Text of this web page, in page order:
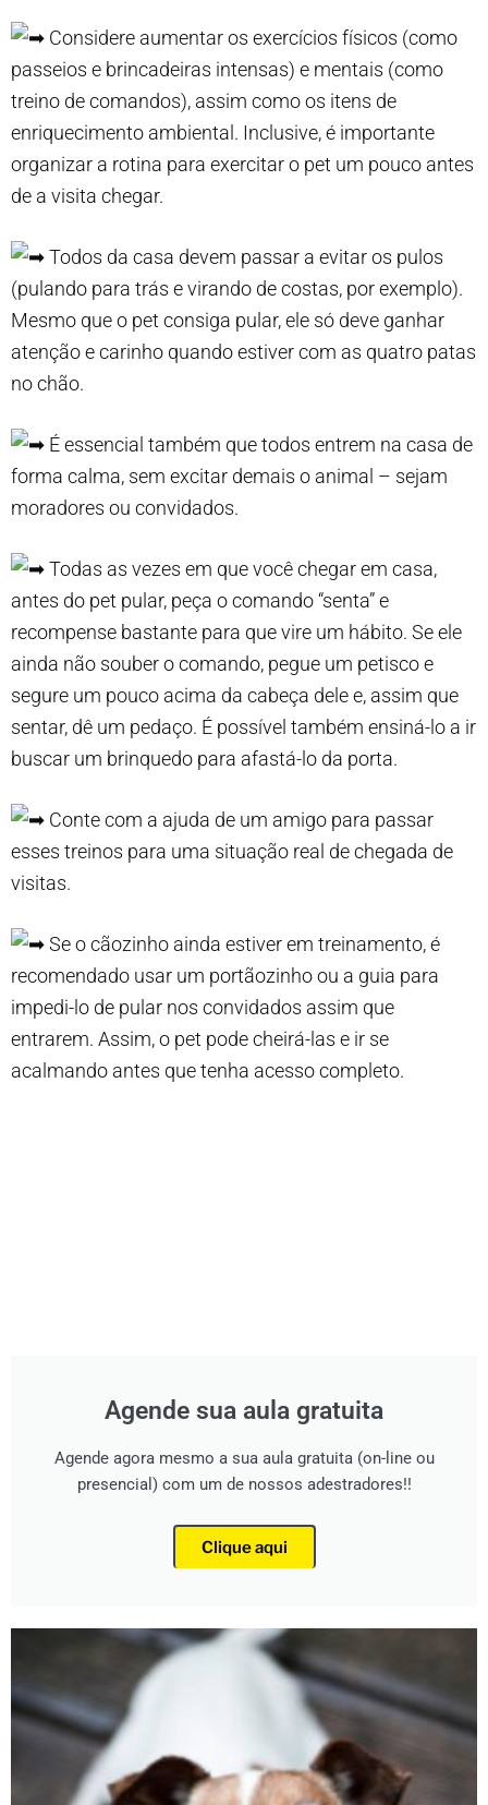
Considere aumentar os exercícios físicos (como
passeios e brincadeiras intensas) e mentais (como
treino de comandos), assim como os itens de
enriquecimento ambiental. Inclusive, é importante
organizar a rotina para exercitar o pet um pouco antes
de a visita chegar.
Todos da casa devem passar a evitar os pulos
(pulando para trás e virando de costas, por exemplo).
Mesmo que o pet consiga pular, ele só deve ganhar
atenção e carinho quando estiver com as quatro patas
no chão.
É essencial também que todos entrem na casa de
forma calma, sem excitar demais o animal – sejam
moradores ou convidados.
Todas as vezes em que você chegar em casa,
antes do pet pular, peça o comando “senta” e
recompense bastante para que vire um hábito. Se ele
ainda não souber o comando, pegue um petisco e
segure um pouco acima da cabeça dele e, assim que
sentar, dê um pedaço. É possível também ensiná-lo a ir
buscar um brinquedo para afastá-lo da porta.
Conte com a ajuda de um amigo para passar
esses treinos para uma situação real de chegada de
visitas.
Se o cãozinho ainda estiver em treinamento, é
recomendado usar um portãozinho ou a guia para
impedi-lo de pular nos convidados assim que
entrarem. Assim, o pet pode cheirá-las e ir se
acalmando antes que tenha acesso completo.
Agende sua aula gratuita
Agende agora mesmo a sua aula gratuita (on-line ou
presencial) com um de nossos adestradores!!
Clique aqui